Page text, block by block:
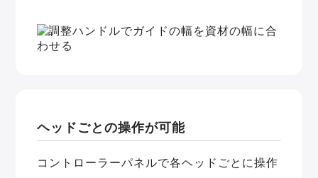
ヘッドごとの操作が可能
コントローラーパネルで各ヘッドごとに操作